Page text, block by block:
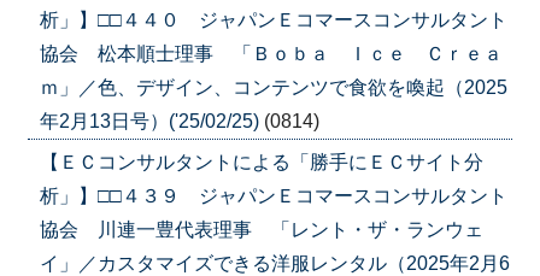
析」】□□４４０ ジャパンＥコマースコンサルタント
協会 松本順士理事 「Ｂｏｂａ Ｉｃｅ Ｃｒｅａ
ｍ」／色、デザイン、コンテンツで食欲を喚起（2025
年2月13日号）('25/02/25) (0814)
【ＥＣコンサルタントによる「勝手にＥＣサイト分
析」】□□４３９ ジャパンＥコマースコンサルタント
協会 川連一豊代表理事 「レント・ザ・ランウェ
イ」／カスタマイズできる洋服レンタル（2025年2月6